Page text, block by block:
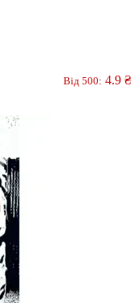
Від 500: 4.9 ₴